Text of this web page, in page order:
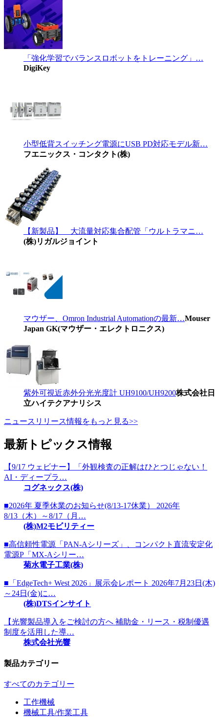
「強化学習でバランスロボットをトレーニング」…
DigiKey
小型低背スイッチング電源にUSB PD対応モデル新…
フエニックス・コンタクト(株)
【新製品】 大流量対応集合配管「ウルトラマニ…
(株)リガルジョイント
マウザー、Omron Industrial Automationの最新…Mouser
Japan GK(マウザー・エレクトロニクス)
紫外可視近赤外分光光度計 UH9100/UH9200株式会社日
立ハイテクアナリシス
ニュースリリース情報をもっと見る>>
最新トピックス情報
【9/17 ウェビナー】「外観検査の正解はひとつじゃない！
AI・ディープラ…
コグネックス(株)
■2026年 夏季休業のお知らせ(8/13-17休業） 2026年
8/13（木）～8/17（月…
(株)M2モビリティー
■高信頼性電源「PAN-Aシリーズ」、コンパクト直流安定化
電源P「MX-Aシリー…
菊水電子工業(株)
■「EdgeTech+ West 2026」展示会レポート 2026年7月23日(木)
～24日(金)に…
(株)DTSインサイト
【光響製品導入をご検討の方へ 補助金・リース・税制優遇
制度を活用した導…
株式会社光響
製品カテゴリー
すべてのカテゴリー
工作機械
機械工具/作業工具